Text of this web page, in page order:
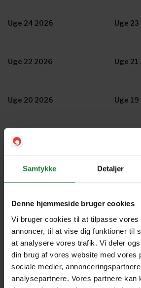
Samtykke Detaljer
Denne hjemmeside bruger cookies
Vi bruger cookies til at tilpasse vores
annoncer, til at vise dig funktioner til
at analysere vores trafik. Vi deler
din brug af vores website med vores
sociale medier,
analysepartnere. Vores partnere kan
Uge 24 2026 Uge
Uge 22 2026 Uge 21
Uge 20 2026 Uge
Uge 18 2026
Uge 14 2026 Uge 13
Uge 12 2026 Uge 11